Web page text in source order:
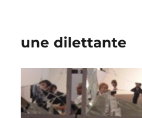
une dilettante